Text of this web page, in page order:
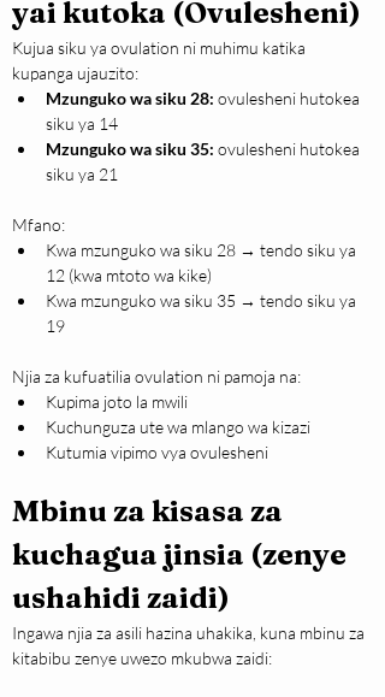
yai kutoka (Ovulesheni)
Kujua siku ya ovulation ni muhimu katika
kupanga ujauzito:
Mzunguko wa siku 28: ovulesheni hutokea
siku ya 14
Mzunguko wa siku 35: ovulesheni hutokea
siku ya 21
Mfano:
Kwa mzunguko wa siku 28 → tendo siku ya
12 (kwa mtoto wa kike)
Kwa mzunguko wa siku 35 → tendo siku ya
19
Njia za kufuatilia ovulation ni pamoja na:
Kupima joto la mwili
Kuchunguza ute wa mlango wa kizazi
Kutumia vipimo vya ovulesheni
Mbinu za kisasa za
kuchagua jinsia (zenye
ushahidi zaidi)
Ingawa njia za asili hazina uhakika, kuna mbinu za
kitabibu zenye uwezo mkubwa zaidi: